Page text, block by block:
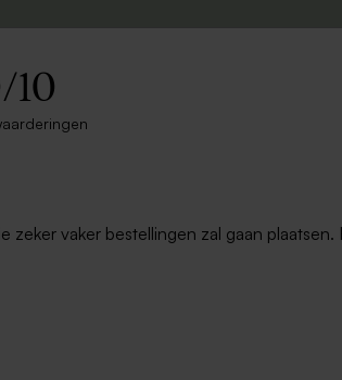
/10
zeker vaker bestellingen zal gaan